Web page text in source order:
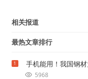
相关报道
最热文章排行
1 手机能用！我国钢
5968